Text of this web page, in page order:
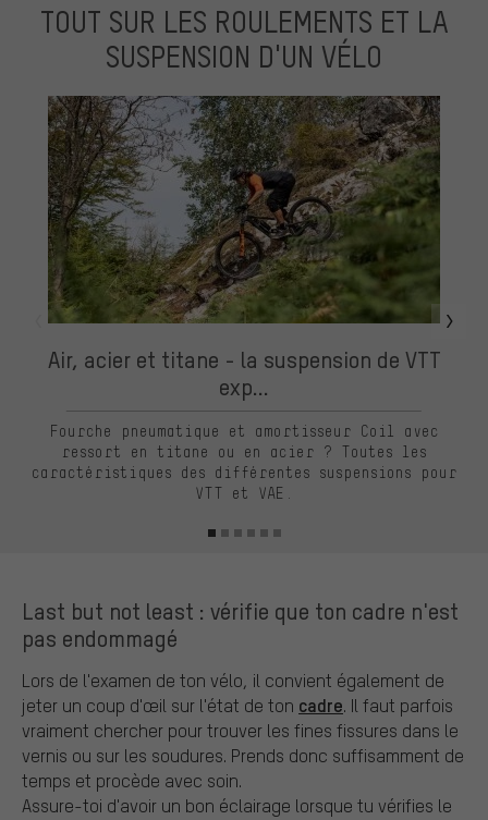
TOUT SUR LES ROULEMENTS ET LA
SUSPENSION D'UN VÉLO
Air, acier et titane - la suspension de VTT
exp...
Fourche pneumatique et amortisseur Coil avec
ressort en titane ou en acier ? Toutes les
caractéristiques des différentes suspensions pour
VTT et VAE.
Last but not least : vérifie que ton cadre n'est
pas endommagé
Lors de l'examen de ton vélo, il convient également de
jeter un coup d'œil sur l'état de ton cadre. Il faut parfois
vraiment chercher pour trouver les fines fissures dans le
vernis ou sur les soudures. Prends donc suffisamment de
temps et procède avec soin.
Assure-toi d'avoir un bon éclairage lorsque tu vérifies le